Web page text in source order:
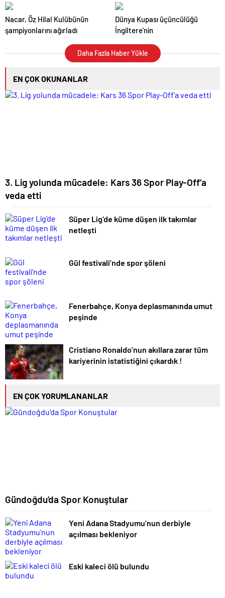
İspanya'ya tebrik mesajı
şampiyonu oldu
Nacar, Öz Hilal Kulübünün
şampiyonlarını ağırladı
Dünya Kupası üçüncülüğü
İngiltere'nin
Daha Fazla Haber Yükle
EN ÇOK OKUNANLAR
3. Lig yolunda mücadele: Kars 36 Spor Play-Off’a
veda etti
Süper Lig’de küme düşen ilk takımlar
netleşti
Gül festivali’nde spor şöleni
Fenerbahçe, Konya deplasmanında umut
peşinde
Cristiano Ronaldo’nun akıllara zarar tüm
kariyerinin istatistiğini çıkardık !
EN ÇOK YORUMLANANLAR
Gündoğdu’da Spor Konuştular
Yeni Adana Stadyumu’nun derbiyle
açılması bekleniyor
Eski kaleci ölü bulundu